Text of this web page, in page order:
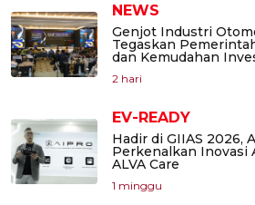
NEWS
Genjot Industri
Tegaskan
dan Kemudahan
2 hari
EV-READY
Hadir di GIIAS 2026,
Perkenalkan Inovasi
ALVA Care
1 minggu